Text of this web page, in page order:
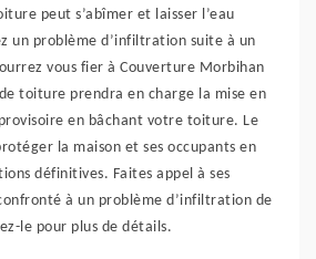
peut s’abîmer et laisser l’eau
un problème d’infiltration suite à un
vous fier à Couverture Morbihan
toiture prendra en charge la mise en
en bâchant votre toiture. Le
la maison et ses occupants en
définitives. Faites appel à ses
à un problème d’infiltration de
le pour plus de détails.